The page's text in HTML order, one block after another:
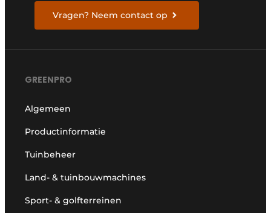
Vragen? Neem contact op
GREENPRO
Algemeen
Productinformatie
Tuinbeheer
Land- & tuinbouwmachines
Sport- & golfterreinen